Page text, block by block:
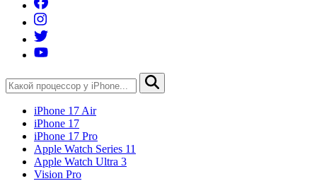
iPhone 17 Air
iPhone 17
iPhone 17 Pro
Apple Watch Series 11
Apple Watch Ultra 3
Vision Pro